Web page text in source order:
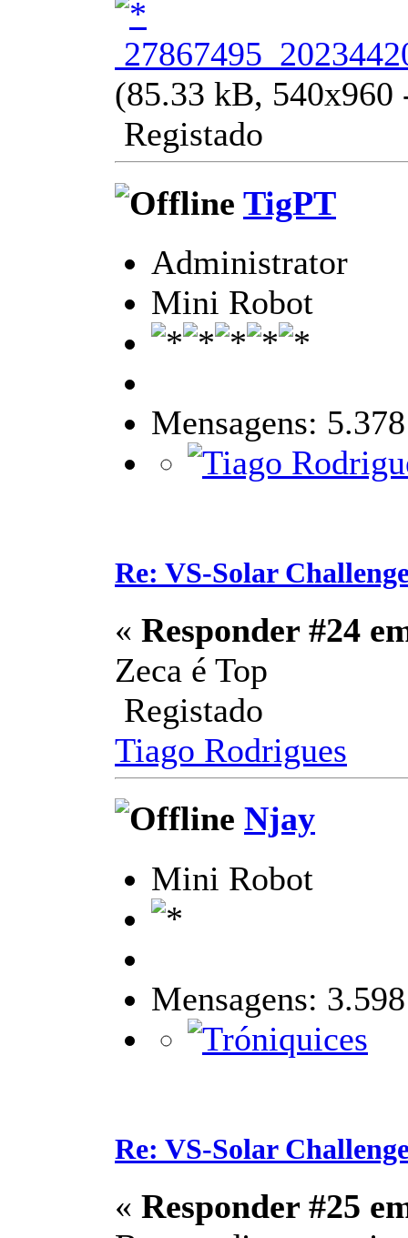
(85.33 kB, 540x960
Registado
TigPT
Administrator
Mini Robot
Mensagens: 5.378
Re: VS-Solar
« Responder #24
Zeca é Top
Registado
Tiago Rodrigues
Njay
Mini Robot
Mensagens: 3.598
Re: VS-Solar
« Responder #25